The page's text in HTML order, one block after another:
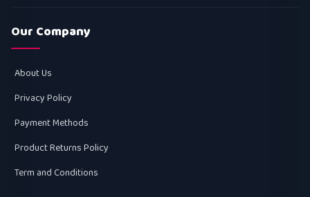
Our Company
About Us
Privacy Policy
Payment Methods
Product Returns Policy
Term and Conditions